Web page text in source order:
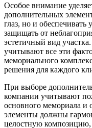
Особое внимание
дополнительных
глаз, но и обеспечивать
защищать от
эстетичный вид
учитывают все эти
мемориального
решения для каждого
При выборе
компании учитывают
основного мемориала и
элементы должны
целостную композицию,